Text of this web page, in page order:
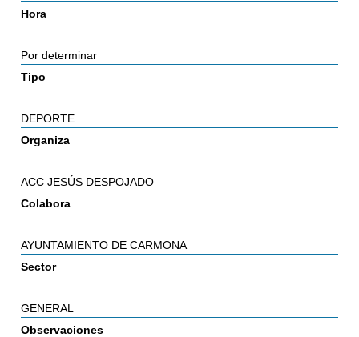
Hora
Por determinar
Tipo
DEPORTE
Organiza
ACC JESÚS DESPOJADO
Colabora
AYUNTAMIENTO DE CARMONA
Sector
GENERAL
Observaciones